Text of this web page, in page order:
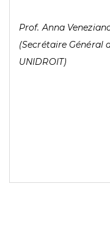
Prof. Anna
(Secrétaire Général
UNIDROIT)